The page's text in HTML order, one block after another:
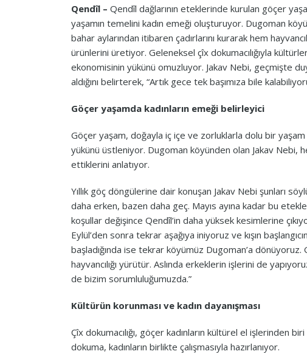
Qendîl – Qendîl dağlarının eteklerinde kurulan göçer
yaşamın temelini kadın emeği oluşturuyor. Dugoman
bahar aylarından itibaren çadırlarını kurarak hem
ürünlerini üretiyor. Geleneksel çîx dokumacılığıyla
ekonomisinin yükünü omuzluyor. Jakav Nebi, geçmişte
aldığını belirterek, “Artık gece tek başımıza bile
Göçer yaşamda kadınların emeği belirleyici
Göçer yaşam, doğayla iç içe ve zorluklarla dolu bir
yükünü üstleniyor. Dugoman köyünden olan Jakav Nebi,
ettiklerini anlatıyor.
Yıllık göç döngülerine dair konuşan Jakav Nebi şunları
daha erken, bazen daha geç. Mayıs ayına kadar bu
koşullar değişince Qendîl’in daha yüksek kesimlerine
Eylül’den sonra tekrar aşağıya iniyoruz ve kışın
başladığında ise tekrar köyümüz Dugoman’a
hayvancılığı yürütür. Aslında erkeklerin işlerini de
de bizim sorumluluğumuzda.”
Kültürün korunması ve kadın dayanışması
Çîx dokumacılığı, göçer kadınların kültürel el işlerinden biri
dokuma, kadınların birlikte çalışmasıyla hazırlanıyor.